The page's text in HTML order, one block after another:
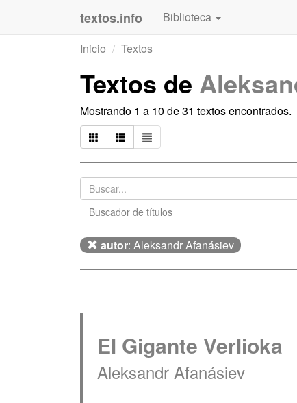
textos.info Biblioteca
Inicio
Textos
Textos de
Mostrando 1 a 10 de 31 textos encontrados.
Buscador de títulos
autor: Aleksandr Afanásiev
El Gigante Verlioka
Aleksandr Afanásiev